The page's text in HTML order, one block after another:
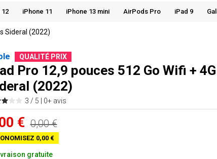
12 iPhone 11 iPhone 13 mini AirPods Pro iPad 9
Sideral (2022)
QUALITÉ PRIX
Pro 12,9 pouces 512 Go Wifi +
(2022)
3 / 5 | 0+ avis
€ 0,00 €
0,00 €
gratuite